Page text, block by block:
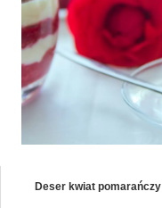
Deser kwiat pomarańczy